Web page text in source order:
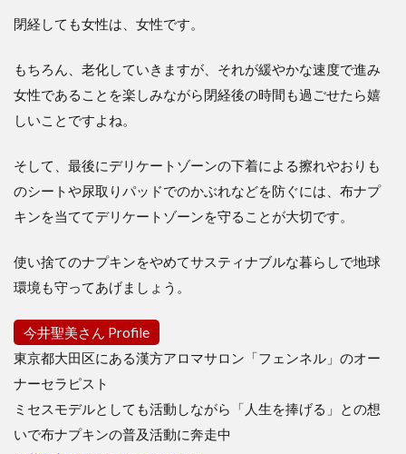
閉経しても女性は、女性です。
もちろん、老化していきますが、それが緩やかな速度で進み
女性であることを楽しみながら閉経後の時間も過ごせたら嬉
しいことですよね。
そして、最後にデリケートゾーンの下着による擦れやおりも
のシートや尿取りパッドでのかぶれなどを防ぐには、布ナプ
キンを当ててデリケートゾーンを守ることが大切です。
使い捨てのナプキンをやめてサスティナブルな暮らしで地球
環境も守ってあげましょう。
今井聖美さん Profile
東京都大田区にある漢方アロマサロン「フェンネル」のオー
ナーセラピスト
ミセスモデルとしても活動しながら「人生を捧げる」との想
いで布ナプキンの普及活動に奔走中